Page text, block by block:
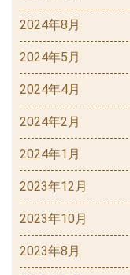
2024年8月
2024年5月
2024年4月
2024年2月
2024年1月
2023年12月
2023年10月
2023年8月